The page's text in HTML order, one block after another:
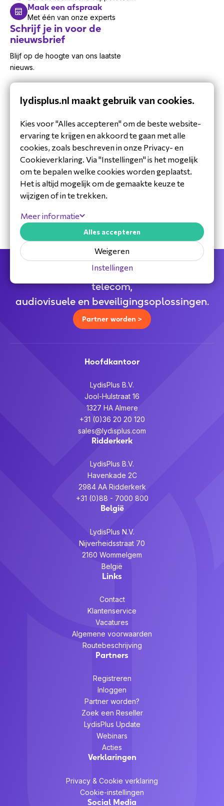
Maak een afspraak
Met één van onze experts
Schrijf je in voor de
nieuwsbrief
Blijf op de hoogte van ons laatste
nieuws.
30 jaar ervaring in de branche
Toegewijd Nederlands service- en
ondersteuningsteam
Specialistische distributeur
Jouw full service distributeur voor alle
telecom,
audiovisuele en beveiligingsoplossingen.
Partner worden >
Hoofdkantoor
LydisPlus B.V.
Jool-Hulstraat 16
1327 HA Almere
+31 (0)36 20 20 120
sales@lydisplus.com
Ridderkerk
LydisPlus B.V.
Havenkade 2C
2984 AA Ridderkerk
+31 (0)88 - 7000 800
België
LydisPlus N.V.
Nijverheidsstraat 70
2160 Wommelgem
België
Links
Contact
Klantenservice
Vacatures
Algemene voorwaarden
Routebeschrijving
Partners
Registreren
Inloggen
Partner worden?
Zoek een Reseller
LydisPlus Update
Webinars
Acties
Verklaringen
Privacy & Cookie verklaring
Cookie-instellingen
Social Media
lydisplus.nl maakt gebruik van cookies.
Kies voor "Alles accepteren" om de beste website-
ervaring te krijgen en akkoord te gaan met alle
cookies, zoals beschreven in onze Privacy- en
Cookieverklaring. Via "Instellingen" is het mogelijk
om te bepalen welke cookies worden geplaatst.
Het is altijd mogelijk om de gemaakte keuze te
wijzigen of in te trekken.
Meer informatie
Instellingen
Weigeren
Alles accepteren